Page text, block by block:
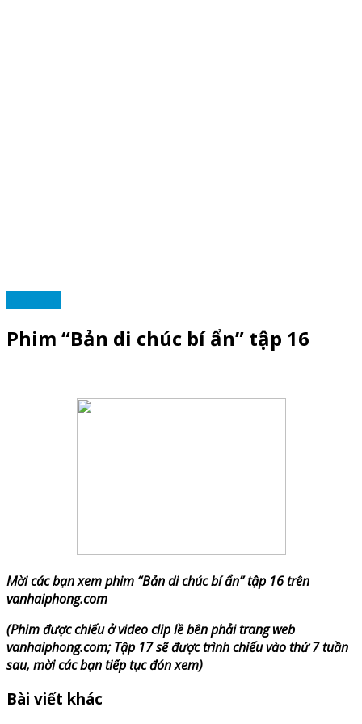
Phim “Bản di chúc bí ẩn” tập 16
Mời các bạn xem phim “Bản di chúc bí ẩn” tập 16 trên
vanhaiphong.com
(Phim được chiếu ở video clip lề bên phải trang web
vanhaiphong.com; Tập 17 sẽ được trình chiếu vào thứ 7 tuần
sau, mời các bạn tiếp tục đón xem)
Bài viết khác